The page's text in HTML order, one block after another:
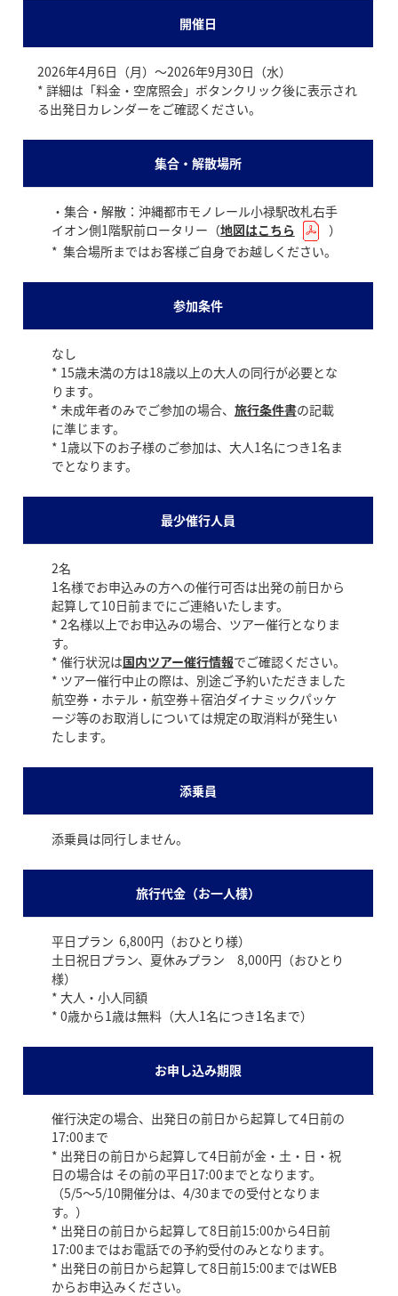
開催日
2026年4月6日（月）～2026年9月30日（水）
* 詳細は「料金・空席照会」ボタンクリック後に表示され
る出発日カレンダーをご確認ください。
集合・解散場所
・集合・解散：沖縄都市モノレール小禄駅改札右手
イオン側1階駅前ロータリー（地図はこちら
）
* 集合場所まではお客様ご自身でお越しください。
参加条件
なし
* 15歳未満の方は18歳以上の大人の同行が必要とな
ります。
* 未成年者のみでご参加の場合、 旅行条件書の記載
に準じます。
* 1歳以下のお子様のご参加は、大人1名につき1名ま
でとなります。
最少催行人員
2名
1名様でお申込みの方への催行可否は出発の前日から
起算して10日前までにご連絡いたします。
* 2名様以上でお申込みの場合、ツアー催行となりま
す。
* 催行状況は国内ツアー催行情報でご確認ください。
* ツアー催行中止の際は、別途ご予約いただきました
航空券・ホテル・航空券＋宿泊ダイナミックパッケ
ージ等のお取消しについては規定の取消料が発生い
たします。
添乗員
添乗員は同行しません。
旅行代金（お一人様）
平日プラン 6,800円（おひとり様）
土日祝日プラン、夏休みプラン 8,000円（おひとり
様）
* 大人・小人同額
* 0歳から1歳は無料（大人1名につき1名まで）
お申し込み期限
催行決定の場合、出発日の前日から起算して4日前の
17:00まで
* 出発日の前日から起算して4日前が金・土・日・祝
日の場合は その前の平日17:00までとなります。
（5/5～5/10開催分は、4/30までの受付となりま
す。）
* 出発日の前日から起算して8日前15:00から4日前
17:00まではお電話での予約受付のみとなります。
* 出発日の前日から起算して8日前15:00まではWEB
からお申込みください。